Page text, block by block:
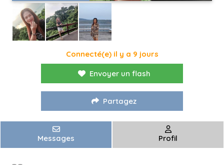
Connecté(e) il y a 9 jours
Envoyer un flash
Partagez
Messages Profil